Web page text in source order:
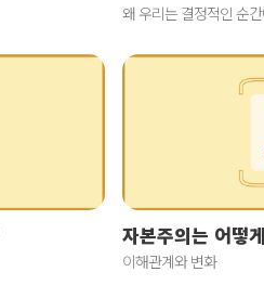
왜 우리는 결정적인 순
자본주의는 어떻
이해관계와 변화